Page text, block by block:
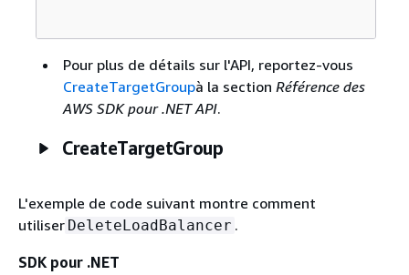
Pour plus de détails sur l'API, reportez-vous
CreateTargetGroupà la section Référence des
AWS SDK pour .NET API.
CreateTargetGroup
L'exemple de code suivant montre comment
utiliser DeleteLoadBalancer .
SDK pour .NET